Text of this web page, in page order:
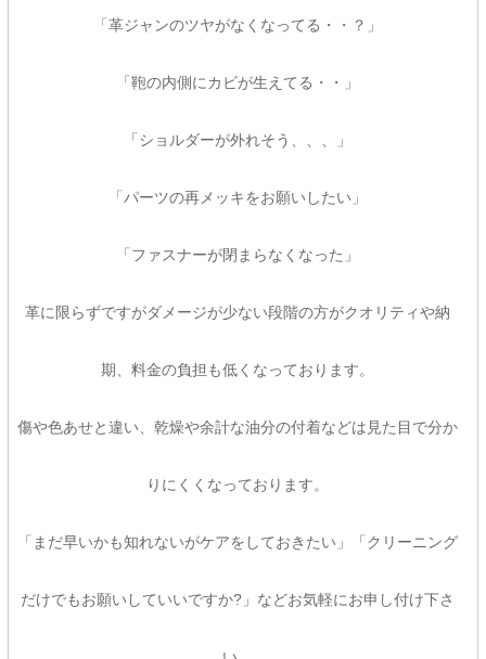
「革ジャンのツヤがなくなってる・・？」
「鞄の内側にカビが生えてる・・」
「ショルダーが外れそう、、、」
「パーツの再メッキをお願いしたい」
「ファスナーが閉まらなくなった」
革に限らずですがダメージが少ない段階の方がクオリティや納
期、料金の負担も低くなっております。
傷や色あせと違い、乾燥や余計な油分の付着などは見た目で分か
りにくくなっております。
「まだ早いかも知れないがケアをしておきたい」「クリーニング
だけでもお願いしていいですか?」などお気軽にお申し付け下さ